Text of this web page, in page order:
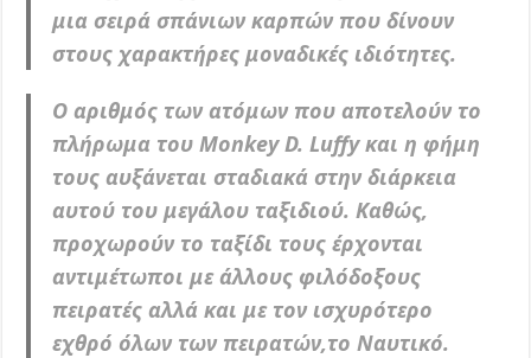
μια σειρά σπάνιων καρπών που δίνουν
στους χαρακτήρες μοναδικές ιδιότητες.
O αριθμός των ατόμων που αποτελούν το
πλήρωμα του Monkey D. Luffy και η φήμη
τους αυξάνεται σταδιακά στην διάρκεια
αυτού του μεγάλου ταξιδιού. Καθώς,
προχωρούν το ταξίδι τους έρχονται
αντιμέτωποι με άλλους φιλόδοξους
πειρατές αλλά και με τον ισχυρότερο
εχθρό όλων των πειρατών,το Ναυτικό.